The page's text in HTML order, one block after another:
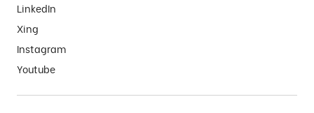
LinkedIn
Xing
Instagram
Youtube